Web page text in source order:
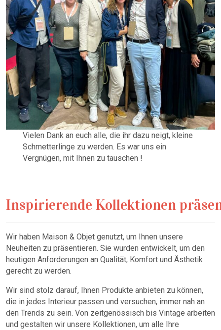
Vielen Dank an euch alle, die ihr dazu neigt, kleine
Schmetterlinge zu werden. Es war uns ein
Vergnügen, mit Ihnen zu tauschen !
Inspirierende Kollektionen
Wir haben Maison & Objet genutzt, um Ihnen unsere
Neuheiten zu präsentieren. Sie wurden entwickelt, um den
heutigen Anforderungen an Qualität, Komfort und Ästhetik
gerecht zu werden.
Wir sind stolz darauf, Ihnen Produkte anbieten zu können,
die in jedes Interieur passen und versuchen, immer nah an
den Trends zu sein. Von zeitgenössisch bis Vintage arbeiten
und gestalten wir unsere Kollektionen, um alle Ihre